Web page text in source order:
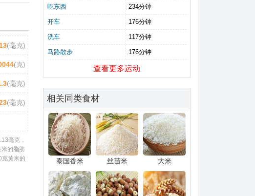
(毫克)
(克)
(毫克)
(毫克)
毫克，
的脂肪
黄米的
吃东西 234分钟
开车 176分钟
洗车 117分钟
马路散步 176分钟
查看更多运动
相关同类食材
泰国香米 丝苗米 大米